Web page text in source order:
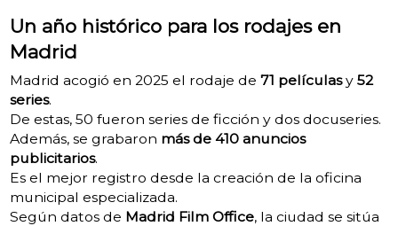
Un año histórico para los rodajes en
Madrid
Madrid acogió en 2025 el rodaje de 71 películasy 52
series.
De estas, 50 fueron series de ficción y dos docuseries.
Además, se grabaron más de 410 anuncios
publicitarios.
Es el mejor registro desde la creación de la oficina
municipal especializada.
Según datos de Madrid Film Office, la ciudad se sitúa